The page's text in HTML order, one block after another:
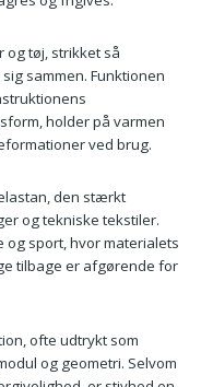
og tøj, strikket så
sammen. Funktionen
holder på varmen
ved brug.
den stærkt
og tekniske tekstiler.
og sport, hvor materialets
tilbage er afgørende for
ofte udtrykt som
og geometri. Selvom